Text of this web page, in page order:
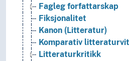
Fagleg forfattarskap
Fiksjonalitet
Kanon (Litteratur)
Komparativ
Litteraturkritikk